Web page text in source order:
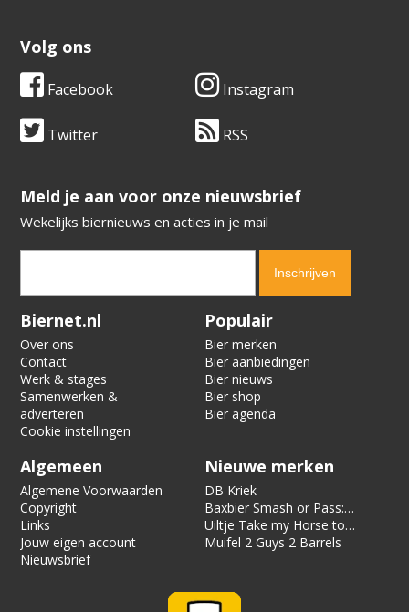
Volg ons
Facebook Instagram
Twitter RSS
​​​​​​​Meld je aan voor onze nieuwsbrief
Wekelijks biernieuws en acties in je mail
Verification code:
Biernet.nl
Over ons
Contact
Werk & stages
Samenwerken &
adverteren
Cookie instellingen
Populair
Bier merken
Bier aanbiedingen
Bier nieuws
Bier shop
Bier agenda
Algemeen
Algemene Voorwaarden
Copyright
Links
Jouw eigen account
Nieuwsbrief
Nieuwe merken
DB Kriek
Baxbier Smash or Pass:
Strata
Uiltje Take my Horse to
the Hotel Room
Muifel 2 Guys 2 Barrels